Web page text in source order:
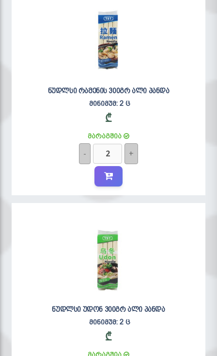
ნუდლსი რამენის 300გრ ალი პანდა
მინიმუმ: 2 ც
₾
მარაგშია
- +
ნუდლსი უდონ 300გრ ალი პანდა
მინიმუმ: 2 ც
₾
მარაგშია